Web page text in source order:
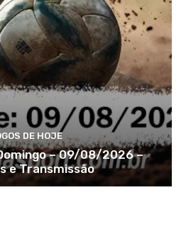
DE HOJE
– 09/08/2026 –
e Transmissão